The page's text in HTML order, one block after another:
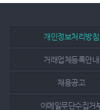
개인정보처리방침
거래업체등록안내
채용공고
이메일무단수집거